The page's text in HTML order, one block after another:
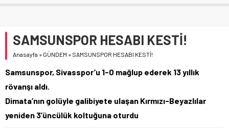
SAMSUNSPOR HESABI KESTİ!
Anasayfa » GÜNDEM » SAMSUNSPOR HESABI KESTİ!
Samsunspor, Sivasspor’u 1-0 mağlup ederek 13 yıllık
rövanşı aldı.
Dimata’nın golüyle galibiyete ulaşan Kırmızı-Beyazlılar
yeniden 3’üncülük koltuğuna oturdu